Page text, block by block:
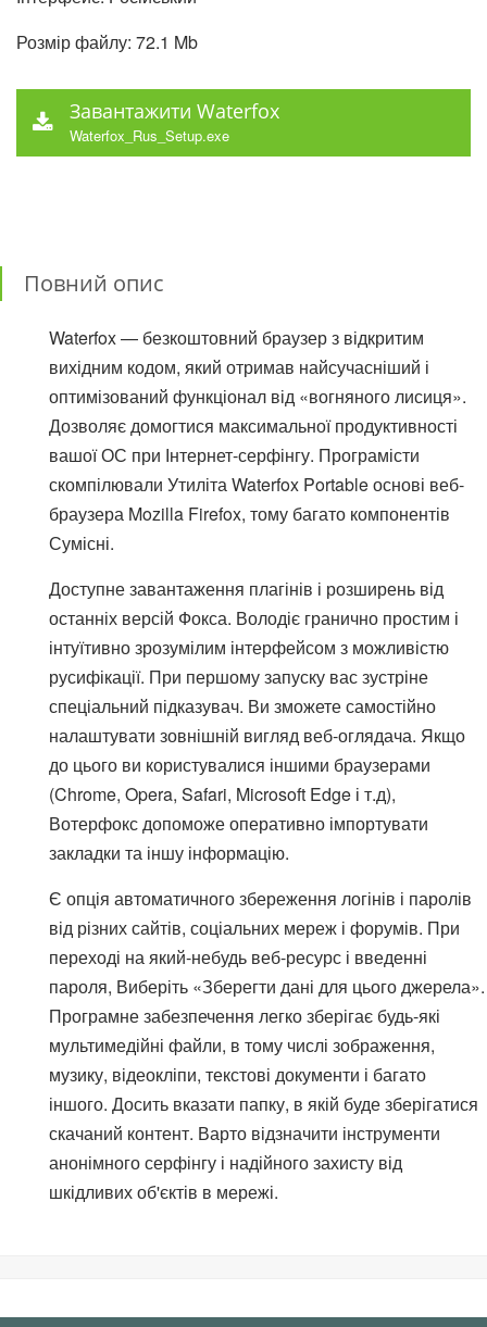
Розмір файлу: 72.1 Mb
Завантажити Waterfox
Waterfox_Rus_Setup.exe
Повний опис
Waterfox — безкоштовний браузер з відкритим
вихідним кодом, який отримав найсучасніший і
оптимізований функціонал від «вогняного лисиця».
Дозволяє домогтися максимальної продуктивності
вашої ОС при Інтернет-серфінгу. Програмісти
скомпілювали Утиліта Waterfox Portable основі веб-
браузера Mozilla Firefox, тому багато компонентів
Сумісні.
Доступне завантаження плагінів і розширень від
останніх версій Фокса. Володіє гранично простим і
інтуїтивно зрозумілим інтерфейсом з можливістю
русифікації. При першому запуску вас зустріне
спеціальний підказувач. Ви зможете самостійно
налаштувати зовнішній вигляд веб-оглядача. Якщо
до цього ви користувалися іншими браузерами
(Chrome, Opera, Safari, Microsoft Edge і т.д),
Вотерфокс допоможе оперативно імпортувати
закладки та іншу інформацію.
Є опція автоматичного збереження логінів і паролів
від різних сайтів, соціальних мереж і форумів. При
переході на який-небудь веб-ресурс і введенні
пароля, Виберіть «Зберегти дані для цього джерела».
Програмне забезпечення легко зберігає будь-які
мультимедійні файли, в тому числі зображення,
музику, відеокліпи, текстові документи і багато
іншого. Досить вказати папку, в якій буде зберігатися
скачаний контент. Варто відзначити інструменти
анонімного серфінгу і надійного захисту від
шкідливих об'єктів в мережі.